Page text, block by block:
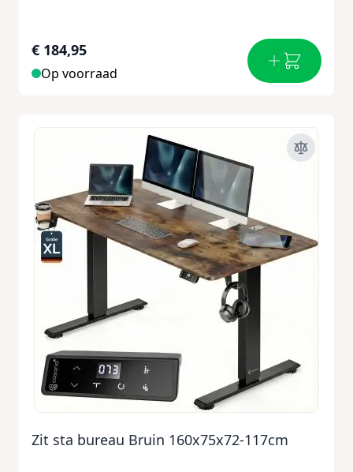
€ 184,95
Op voorraad
Zit sta bureau Bruin 160x75x72-117cm